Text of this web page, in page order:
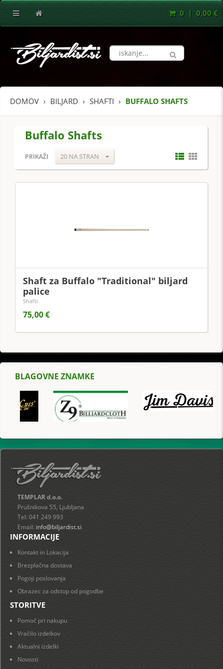
0 | 0,00 €
DOMOV BILJARD SHAFTI BUFFALO SHAFTS
Buffalo Shafts
PRIKAŽI 20 NA STRAN
Shaft za Buffalo "Traditional" biljard
palice
Shafti
75,00 €
BLAGOVNE ZNAMKE
TEMPLAR d.o.o.
Prušnikova 55, Ljubljana
Tel: 041 249 993
Email: info@biljardist.si
INFORMACIJE
Kontakt in Lokacija
Brezplačna dostava
Pogoji poslovanja
Obrazec za odstop od pogodbe
STORITVE
Pomoč pri nakupu
Vračilo izdelkov
Aktualni izdelki
Novosti